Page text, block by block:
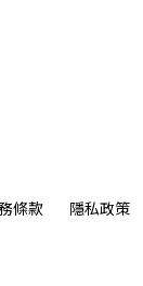
條款 隱私政策